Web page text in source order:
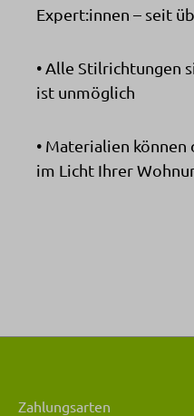
Expert:innen – seit
• Alle Stilrichtungen
ist unmöglich
• Materialien
im Licht Ihrer
Zahlungsarten